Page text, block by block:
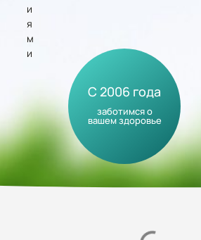
C 2006 года
заботимся о
вашем здоровье
и
я
м
и